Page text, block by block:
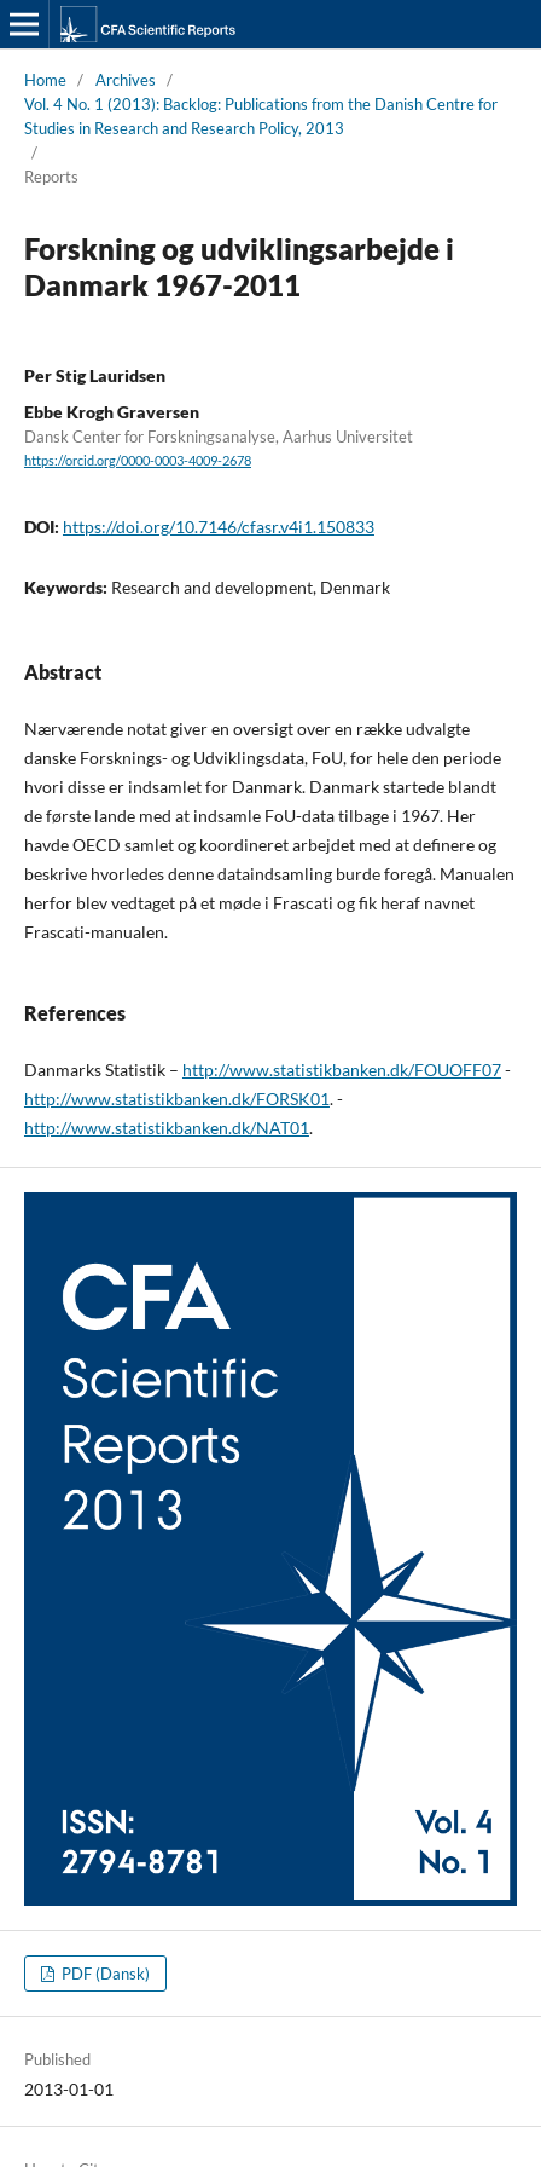
Home / Archives
/
Vol. 4 No. 1 (2013): Backlog: Publications from the Danish Centre for
Studies in Research and Research Policy, 2013
/
Reports
Forskning og udviklingsarbejde i
Danmark 1967-2011
Per Stig Lauridsen
Ebbe Krogh Graversen
Dansk Center for Forskningsanalyse, Aarhus Universitet
https://orcid.org/0000-0003-4009-2678
DOI: https://doi.org/10.7146/cfasr.v4i1.150833
Keywords: Research and development, Denmark
Abstract
Nærværende notat giver en oversigt over en række udvalgte
danske Forsknings- og Udviklingsdata, FoU, for hele den periode
hvori disse er indsamlet for Danmark. Danmark startede blandt
de første lande med at indsamle FoU-data tilbage i 1967. Her
havde OECD samlet og koordineret arbejdet med at definere og
beskrive hvorledes denne dataindsamling burde foregå. Manualen
herfor blev vedtaget på et møde i Frascati og fik heraf navnet
Frascati-manualen.
References
Danmarks Statistik – http://www.statistikbanken.dk/FOUOFF07-
http://www.statistikbanken.dk/FORSK01. -
http://www.statistikbanken.dk/NAT01.
PDF (Dansk)
Published
2013-01-01